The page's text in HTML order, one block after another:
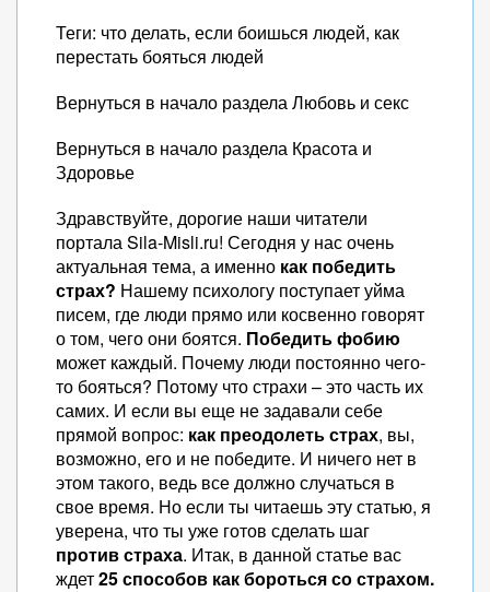
Теги: что делать, если боишься людей, как
перестать бояться людей
Вернуться в начало раздела Любовь и секс
Вернуться в начало раздела Красота и
Здоровье
Здравствуйте, дорогие наши читатели
портала Sila-Misli.ru! Сегодня у нас очень
актуальная тема, а именно как победить
страх? Нашему психологу поступает уйма
писем, где люди прямо или косвенно говорят
о том, чего они боятся. Победить фобию
может каждый. Почему люди постоянно чего-
то бояться? Потому что страхи – это часть их
самих. И если вы еще не задавали себе
прямой вопрос: как преодолеть страх, вы,
возможно, его и не победите. И ничего нет в
этом такого, ведь все должно случаться в
свое время. Но если ты читаешь эту статью, я
уверена, что ты уже готов сделать шаг
против страха. Итак, в данной статье вас
ждет25 способов как бороться со страхом.